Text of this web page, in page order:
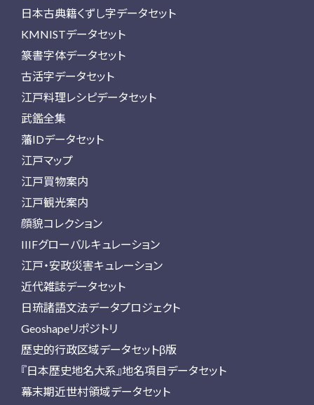
日本古典籍くずし字データセット
KMNISTデータセット
篆書字体データセット
古活字データセット
江戸料理レシピデータセット
武鑑全集
藩IDデータセット
江戸マップ
江戸買物案内
江戸観光案内
顔貌コレクション
IIIFグローバルキュレーション
江戸・安政災害キュレーション
近代雑誌データセット
日琉諸語文法データプロジェクト
Geoshapeリポジトリ
歴史的行政区域データセットβ版
『日本歴史地名大系』地名項目データセット
幕末期近世村領域データセット